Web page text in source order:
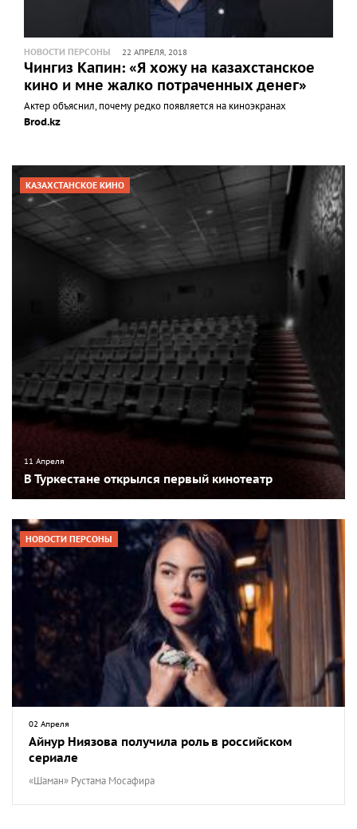
НОВОСТИ ПЕРСОНЫ 22 АПРЕЛЯ, 2018
Чингиз Капин: «Я хожу на казахстанское
кино и мне жалко потраченных денег»
Актер объяснил, почему редко появляется на киноэкранах
Brod.kz
КАЗАХСТАНСКОЕ КИНО
11 Апреля
В Туркестане открылся первый кинотеатр
НОВОСТИ ПЕРСОНЫ
02 Апреля
Айнур Ниязова получила роль в российском
сериале
«Шаман» Рустама Мосафира